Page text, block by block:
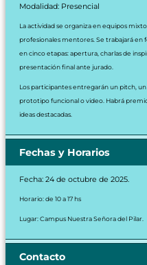
Modalidad: Presencial
La actividad se organiza en equipos
profesionales mentores. Se trabajará en
en cinco etapas: apertura, charlas de
presentación final ante jurado.
Los participantes entregarán un pitch,
prototipo funcional o video. Habrá
ideas destacadas.
Fechas y Horarios
Fecha: 24 de octubre de 2025.
Horario: de 10 a 17 hs
Lugar: Campus Nuestra Señora del Pilar.
Contacto